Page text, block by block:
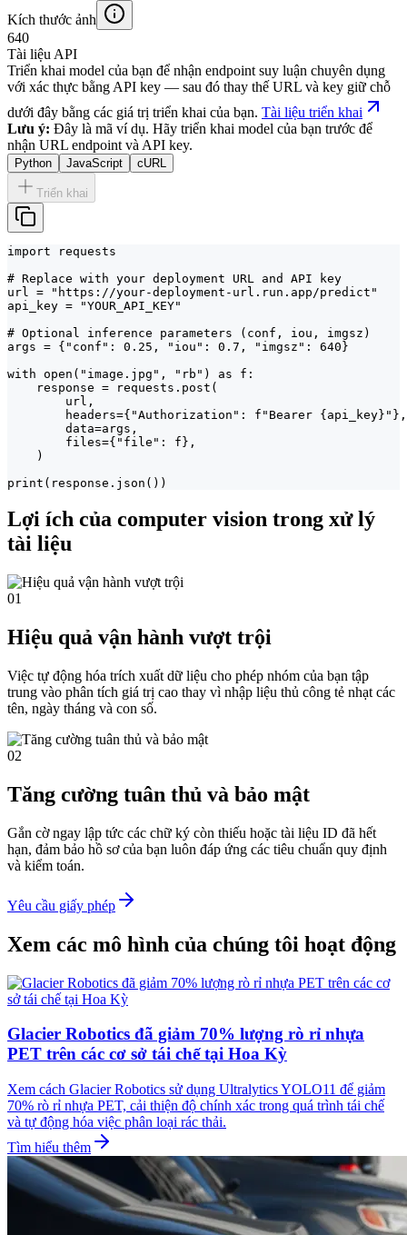
Kích thước ảnh
640
Tài liệu API
Triển khai model của bạn để nhận endpoint suy luận chuyên dụng
với xác thực bằng API key — sau đó thay thế URL và key giữ chỗ
dưới đây bằng các giá trị triển khai của bạn. Tài liệu triển khai
Lưu ý: Đây là mã ví dụ. Hãy triển khai model của bạn trước để
nhận URL endpoint và API key.
Python JavaScript cURL
Triển khai
import requests
# Replace with your deployment URL and API key
url = "https://your-deployment-url.run.app/predict"
api_key = "YOUR_API_KEY"
# Optional inference parameters (conf, iou, imgsz)
args = {"conf": 0.25, "iou": 0.7, "imgsz": 640}
with open("image.jpg", "rb") as f:
    response = requests.post(
        url,
        headers={"Authorization": f"Bearer {api_key}"},
        data=args,
        files={"file": f},
    )
print(response.json())
Lợi ích của computer vision trong xử lý
tài liệu
01
Hiệu quả vận hành vượt trội
Việc tự động hóa trích xuất dữ liệu cho phép nhóm của bạn tập
trung vào phân tích giá trị cao thay vì nhập liệu thủ công tẻ nhạt các
tên, ngày tháng và con số.
02
Tăng cường tuân thủ và bảo mật
Gắn cờ ngay lập tức các chữ ký còn thiếu hoặc tài liệu ID đã hết
hạn, đảm bảo hồ sơ của bạn luôn đáp ứng các tiêu chuẩn quy định
và kiểm toán.
Yêu cầu giấy phép
Xem các mô hình của chúng tôi hoạt động
Glacier Robotics đã giảm 70% lượng rò rỉ nhựa
PET trên các cơ sở tái chế tại Hoa Kỳ
Xem cách Glacier Robotics sử dụng Ultralytics YOLO11 để giảm
70% rò rỉ nhựa PET, cải thiện độ chính xác trong quá trình tái chế
và tự động hóa việc phân loại rác thải.
Tìm hiểu thêm